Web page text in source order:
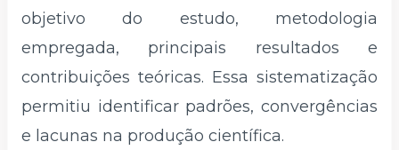
objetivo do estudo, metodologia
empregada, principais resultados e
contribuições teóricas. Essa sistematização
permitiu identificar padrões, convergências
e lacunas na produção científica.